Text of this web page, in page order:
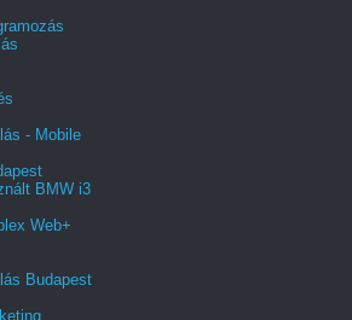
- Mobile
BMW i3
Web+
Budapest